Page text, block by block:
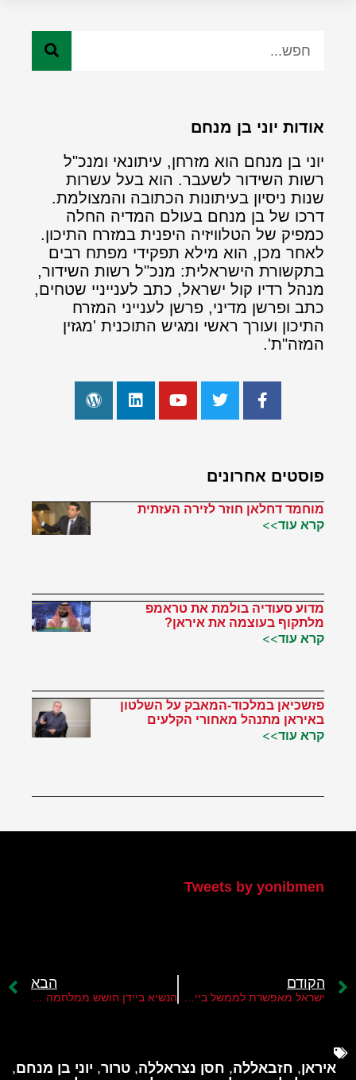
אודות יוני בן מנחם
יוני בן מנחם הוא מזרחן, עיתונאי ומנכ"ל
רשות השידור לשעבר. הוא בעל עשרות
שנות ניסיון בעיתונות הכתובה והמצולמת.
דרכו של בן מנחם בעולם המדיה החלה
כמפיק של הטלוויזיה היפנית במזרח התיכון.
לאחר מכן, הוא מילא תפקידי מפתח רבים
בתקשורת הישראלית: מנכ"ל רשות השידור,
מנהל רדיו קול ישראל, כתב לענייניי שטחים,
כתב ופרשן מדיני, פרשן לענייני המזרח
התיכון ועורך ראשי ומגיש התוכנית 'מגזין
המזה"ת'.
פוסטים אחרונים
מוחמד דחלאן חוזר לזירה העזתית
קרא עוד>>
מדוע סעודיה בולמת את טראמפ
מלתקוף בעוצמה את איראן?
קרא עוד>>
פזשכיאן במלכוד-המאבק על השלטון
באיראן מתנהל מאחורי הקלעים
קרא עוד>>
Tweets by yonibmen
הקודם הבא
איראן, חזבאללה, חסן נצראללה, טרור, יוני בן מנחם,